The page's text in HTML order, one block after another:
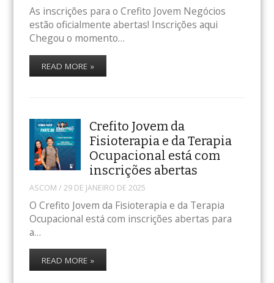
As inscrições para o Crefito Jovem Negócios
estão oficialmente abertas! Inscrições aqui
Chegou o momento…
READ MORE »
Crefito Jovem da
Fisioterapia e da Terapia
Ocupacional está com
inscrições abertas
ASCOM / 29 DE JANEIRO DE 2025
O Crefito Jovem da Fisioterapia e da Terapia
Ocupacional está com inscrições abertas para
a…
READ MORE »